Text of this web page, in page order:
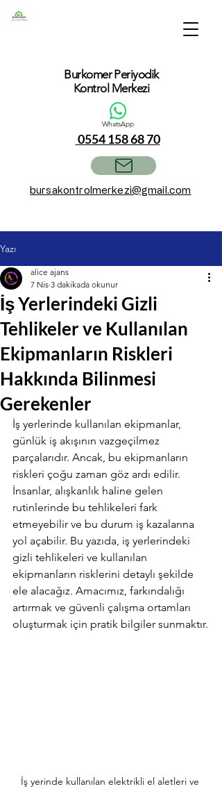
WhatsApp
0554 158 68 70
bursakontrolmerkezi@gmail.com
Burkomer Periyodik
Kontrol Merkezi
Yazı
İş Yerlerindeki Gizli
Tehlikeler ve Kullanılan
Ekipmanların Riskleri
Hakkında Bilinmesi
Gerekenler
alice ajans
7 Nis 3 dakikada okunur
İş yerlerinde kullanılan ekipmanlar,
günlük iş akışının vazgeçilmez
parçalarıdır. Ancak, bu ekipmanların
riskleri çoğu zaman göz ardı edilir.
İnsanlar, alışkanlık haline gelen
rutinlerinde bu tehlikeleri fark
etmeyebilir ve bu durum iş kazalarına
yol açabilir. Bu yazıda, iş yerlerindeki
gizli tehlikeleri ve kullanılan
ekipmanların risklerini detaylı şekilde
ele alacağız. Amacımız, farkındalığı
artırmak ve güvenli çalışma ortamları
oluşturmak için pratik bilgiler sunmaktır.
İş yerinde kullanılan elektrikli el aletleri ve